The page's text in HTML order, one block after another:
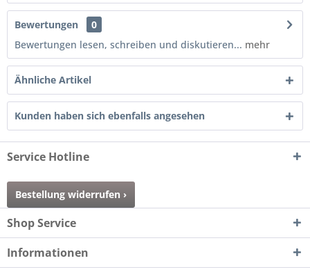
Bewertungen
0
Bewertungen lesen, schreiben und diskutieren... mehr
Ähnliche Artikel
Kunden haben sich ebenfalls angesehen
Service Hotline
Bestellung widerrufen ›
Shop Service
Informationen